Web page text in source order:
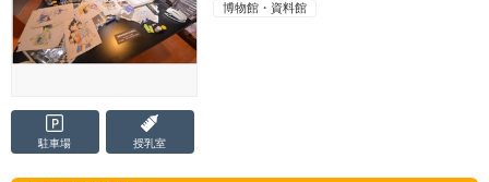
博物館・資料館
駐車場 授乳室